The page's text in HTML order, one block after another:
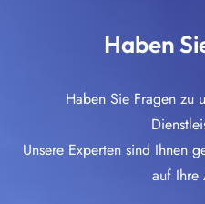
Haben
Haben Sie Fragen zu
Unsere Experten sind Ihnen
auf Ihre